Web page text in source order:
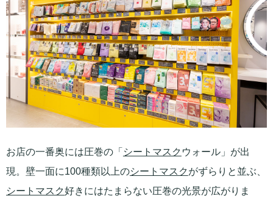
お店の一番奥には圧巻の「 シートマスク ウォール」が出
現。壁一面に100種類以上のシートマスク がずらりと並ぶ、
シートマスク好きにはたまらない圧巻の光景が広がりま